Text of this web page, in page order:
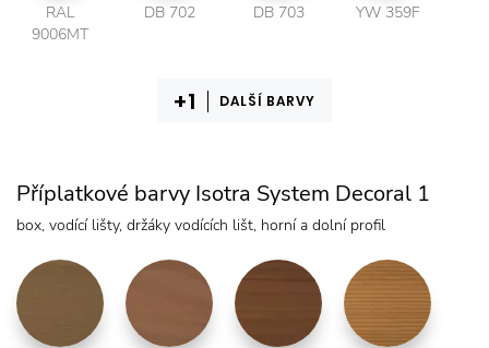
RAL
9006MT
DB 702 DB 703 YW 359F
DALŠÍ BARVY
Příplatkové barvy Isotra System Decoral 1
box, vodící lišty, držáky vodících lišt, horní a dolní profil